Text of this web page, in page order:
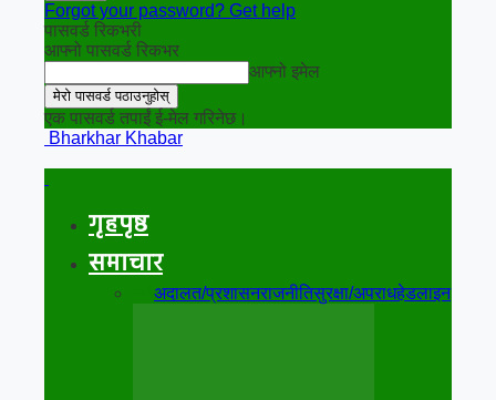
Forgot your password? Get help
पासवर्ड रिकभरी
आफ्नो पासवर्ड रिकभर
आफ्नो इमेल
एक पासवर्ड तपाईं ई-मेल गरिनेछ।
Bharkhar Khabar
गृहपृष्ठ
समाचार
अदालत/प्रशासनराजनीतिसुरक्षा/अपराधहेडलाइन